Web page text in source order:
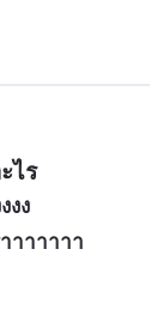
ไร
งง
าาาาาา